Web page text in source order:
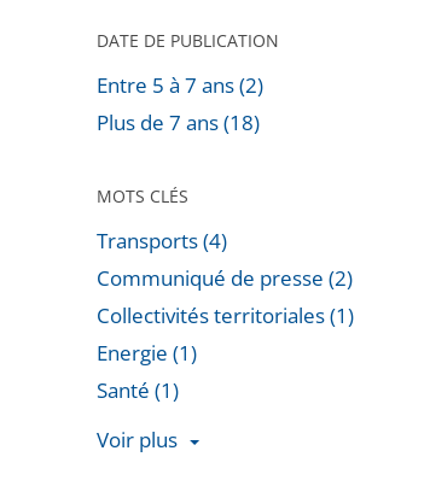
DATE DE PUBLICATION
Entre 5 à 7 ans (2)
Plus de 7 ans (18)
MOTS CLÉS
Transports (4)
Communiqué de presse (2)
Collectivités territoriales (1)
Energie (1)
Santé (1)
Voir plus